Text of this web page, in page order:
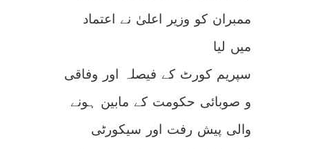
ممبران کو وزیر اعلیٰ نے اعتماد
میں لیا
سپریم کورٹ کے فیصلہ اور وفاقی
و صوبائی حکومت کے مابین ہونے
والی پیش رفت اور سیکورٹی